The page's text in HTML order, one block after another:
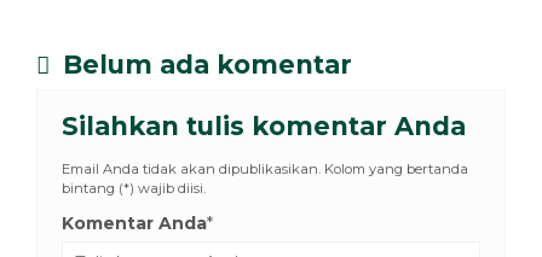
Belum ada komentar
Silahkan tulis komentar Anda
Email Anda tidak akan dipublikasikan. Kolom yang bertanda
bintang (*) wajib diisi.
Komentar Anda*